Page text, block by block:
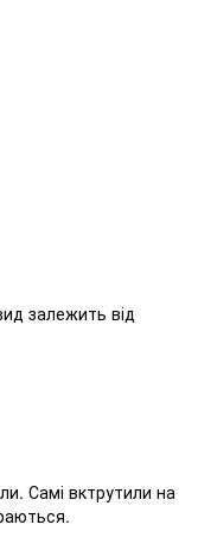
залежить від
Самі вктрутили на